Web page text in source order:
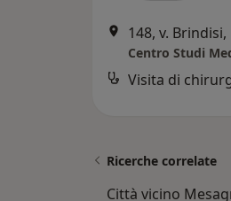
148, v.
Centro Studi
Visita di
Ricerche correlate
Città vicino